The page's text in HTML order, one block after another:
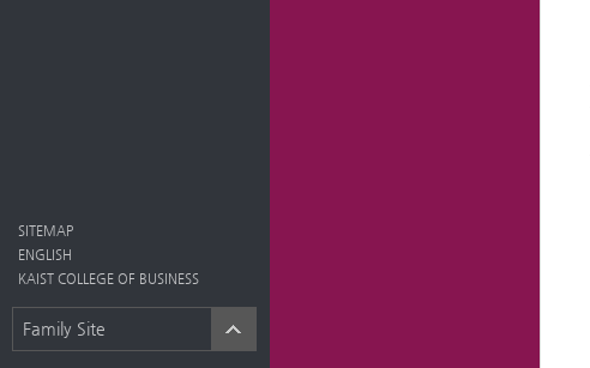
SITEMAP
ENGLISH
KAIST COLLEGE OF BUSINESS
Family Site